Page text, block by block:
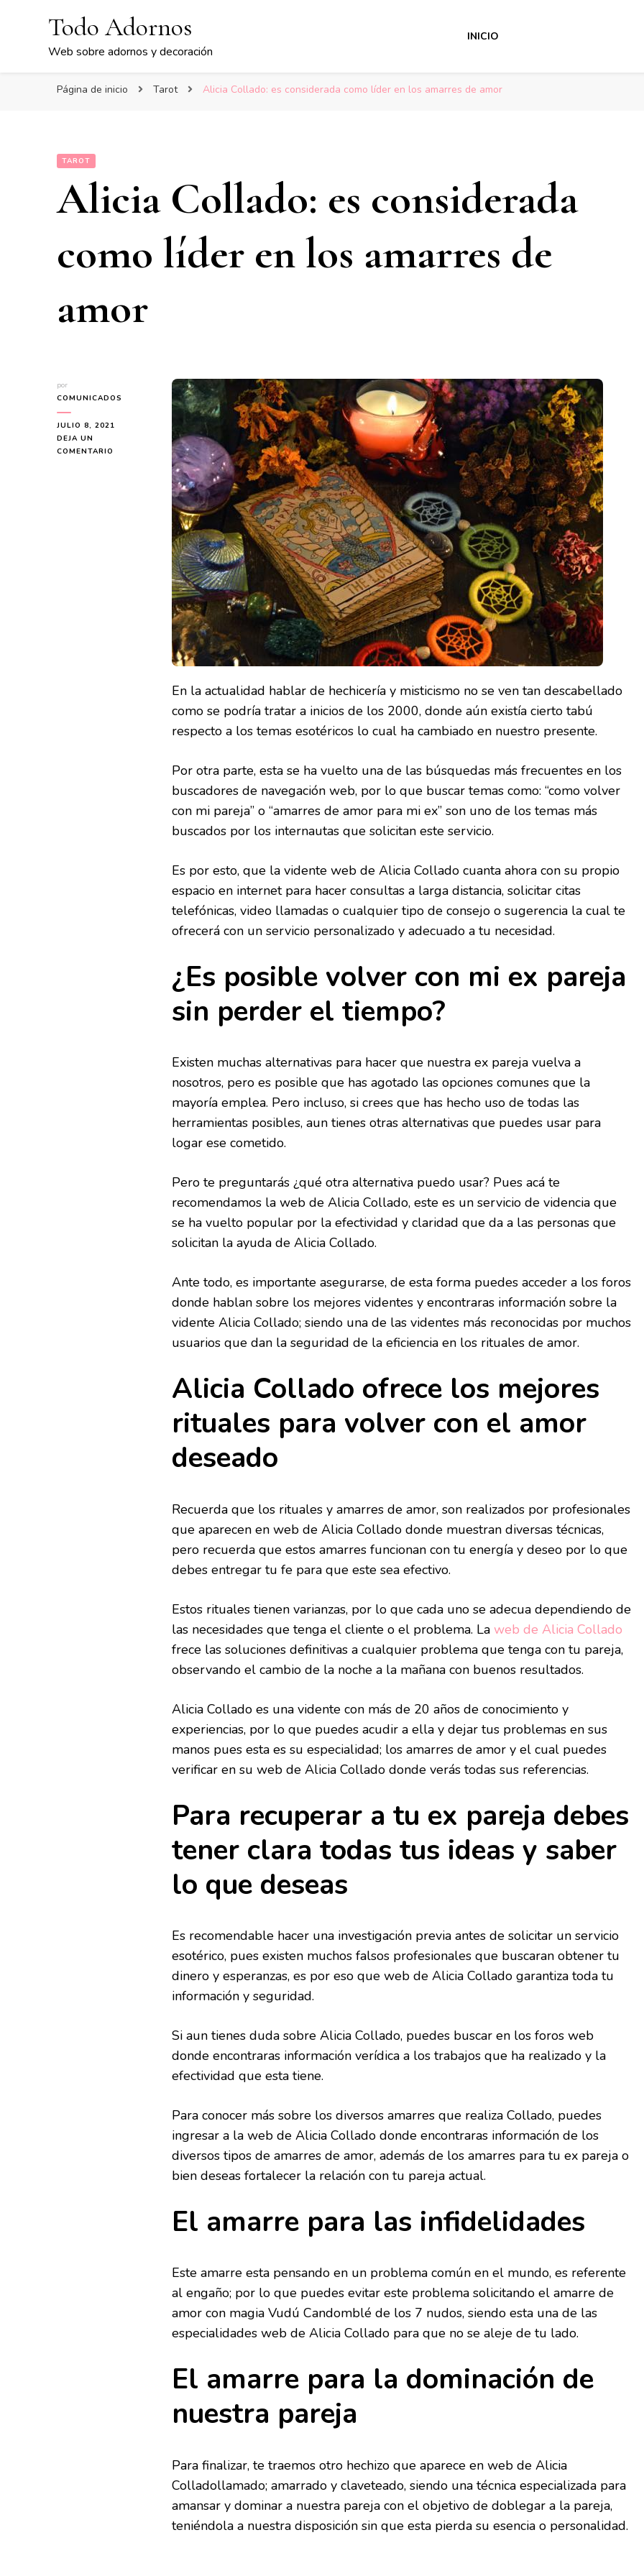
Todo Adornos
Web sobre adornos y decoración
INICIO
Página de inicio Tarot Alicia Collado: es considerada como líder en los amarres de amor
TAROT
Alicia Collado: es considerada
como líder en los amarres de
amor
por
COMUNICADOS
JULIO 8, 2021
DEJA UN
COMENTARIO
CONSIDERADA
En la actualidad hablar de hechicería y misticismo no se ven tan descabellado
como se podría tratar a inicios de los 2000, donde aún existía cierto tabú
respecto a los temas esotéricos lo cual ha cambiado en nuestro presente.
Por otra parte, esta se ha vuelto una de las búsquedas más frecuentes en los
buscadores de navegación web, por lo que buscar temas como: “como volver
con mi pareja” o “amarres de amor para mi ex” son uno de los temas más
buscados por los internautas que solicitan este servicio.
Es por esto, que la vidente web de Alicia Collado cuanta ahora con su propio
espacio en internet para hacer consultas a larga distancia, solicitar citas
telefónicas, video llamadas o cualquier tipo de consejo o sugerencia la cual te
ofrecerá con un servicio personalizado y adecuado a tu necesidad.
¿Es posible volver con mi ex pareja
sin perder el tiempo?
Existen muchas alternativas para hacer que nuestra ex pareja vuelva a
nosotros, pero es posible que has agotado las opciones comunes que la
mayoría emplea. Pero incluso, si crees que has hecho uso de todas las
herramientas posibles, aun tienes otras alternativas que puedes usar para
logar ese cometido.
Pero te preguntarás ¿qué otra alternativa puedo usar? Pues acá te
recomendamos la web de Alicia Collado, este es un servicio de videncia que
se ha vuelto popular por la efectividad y claridad que da a las personas que
solicitan la ayuda de Alicia Collado.
Ante todo, es importante asegurarse, de esta forma puedes acceder a los foros
donde hablan sobre los mejores videntes y encontraras información sobre la
vidente Alicia Collado; siendo una de las videntes más reconocidas por muchos
usuarios que dan la seguridad de la eficiencia en los rituales de amor.
Alicia Collado ofrece los mejores
rituales para volver con el amor
deseado
Recuerda que los rituales y amarres de amor, son realizados por profesionales
que aparecen en web de Alicia Collado donde muestran diversas técnicas,
pero recuerda que estos amarres funcionan con tu energía y deseo por lo que
debes entregar tu fe para que este sea efectivo.
Estos rituales tienen varianzas, por lo que cada uno se adecua dependiendo de
las necesidades que tenga el cliente o el problema. La web de Alicia Collado
frece las soluciones definitivas a cualquier problema que tenga con tu pareja,
observando el cambio de la noche a la mañana con buenos resultados.
Alicia Collado es una vidente con más de 20 años de conocimiento y
experiencias, por lo que puedes acudir a ella y dejar tus problemas en sus
manos pues esta es su especialidad; los amarres de amor y el cual puedes
verificar en su web de Alicia Collado donde verás todas sus referencias.
Para recuperar a tu ex pareja debes
tener clara todas tus ideas y saber
lo que deseas
Es recomendable hacer una investigación previa antes de solicitar un servicio
esotérico, pues existen muchos falsos profesionales que buscaran obtener tu
dinero y esperanzas, es por eso que web de Alicia Collado garantiza toda tu
información y seguridad.
Si aun tienes duda sobre Alicia Collado, puedes buscar en los foros web
donde encontraras información verídica a los trabajos que ha realizado y la
efectividad que esta tiene.
Para conocer más sobre los diversos amarres que realiza Collado, puedes
ingresar a la web de Alicia Collado donde encontraras información de los
diversos tipos de amarres de amor, además de los amarres para tu ex pareja o
bien deseas fortalecer la relación con tu pareja actual.
El amarre para las infidelidades
Este amarre esta pensando en un problema común en el mundo, es referente
al engaño; por lo que puedes evitar este problema solicitando el amarre de
amor con magia Vudú Candomblé de los 7 nudos, siendo esta una de las
especialidades web de Alicia Collado para que no se aleje de tu lado.
El amarre para la dominación de
nuestra pareja
Para finalizar, te traemos otro hechizo que aparece en web de Alicia
Colladollamado; amarrado y claveteado, siendo una técnica especializada para
amansar y dominar a nuestra pareja con el objetivo de doblegar a la pareja,
teniéndola a nuestra disposición sin que esta pierda su esencia o personalidad.